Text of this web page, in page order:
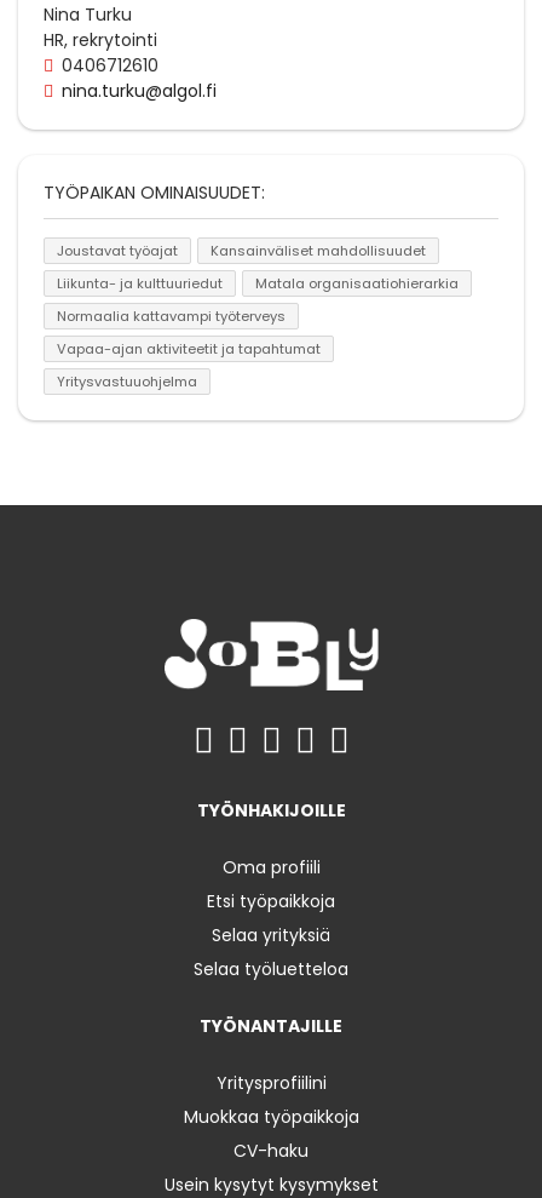
Nina Turku
HR, rekrytointi
0406712610
nina.turku@algol.fi
TYÖPAIKAN OMINAISUUDET:
Joustavat työajat
Kansainväliset mahdollisuudet
Liikunta- ja kulttuuriedut
Matala organisaatiohierarkia
Normaalia kattavampi työterveys
Vapaa-ajan aktiviteetit ja tapahtumat
Yritysvastuuohjelma
TYÖNHAKIJOILLE
Oma profiili
Etsi työpaikkoja
Selaa yrityksiä
Selaa työluetteloa
TYÖNANTAJILLE
Yritysprofiilini
Muokkaa työpaikkoja
CV-haku
Usein kysytyt kysymykset